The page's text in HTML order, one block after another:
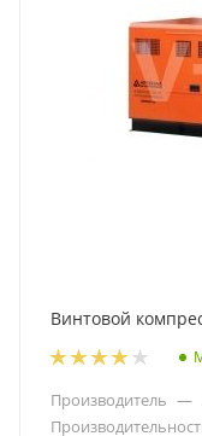
Винтовой
Производитель —